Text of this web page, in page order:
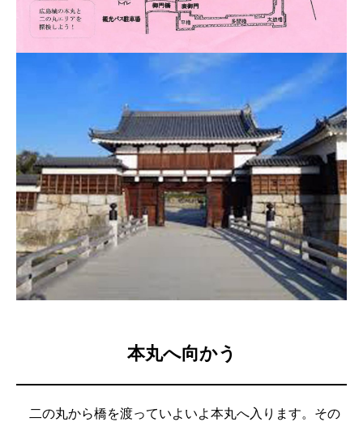
本丸へ向かう
二の丸から橋を渡っていよいよ本丸へ入ります。その